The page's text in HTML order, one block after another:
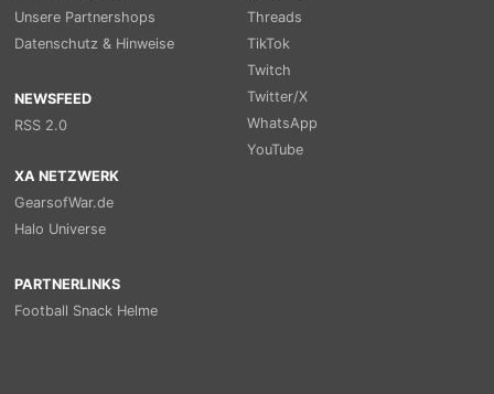
Unsere Partnershops
Datenschutz & Hinweise
NEWSFEED
RSS 2.0
Threads
TikTok
Twitch
Twitter/X
WhatsApp
YouTube
XA NETZWERK
GearsofWar.de
Halo Universe
PARTNERLINKS
Football Snack Helme